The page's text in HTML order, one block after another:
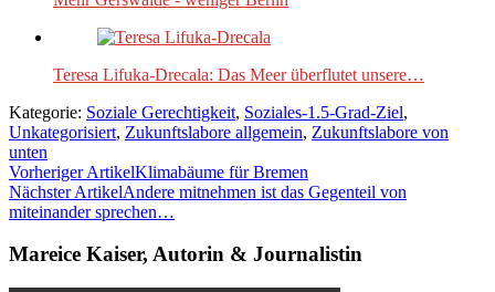
Teresa Lifuka-Drecala: Das Meer überflutet unsere…
Kategorie: Soziale Gerechtigkeit, Soziales-1.5-Grad-Ziel,
Unkategorisiert, Zukunftslabore allgemein, Zukunftslabore von
unten
Vorheriger ArtikelKlimabäume für Bremen
Nächster ArtikelAndere mitnehmen ist das Gegenteil von
miteinander sprechen…
Mareice Kaiser, Autorin & Journalistin